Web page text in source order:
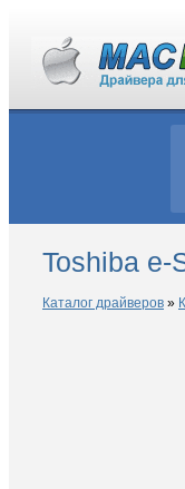
Toshiba e-
Каталог драйверов »